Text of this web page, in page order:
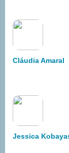
Cláudia Amaral
Jessica